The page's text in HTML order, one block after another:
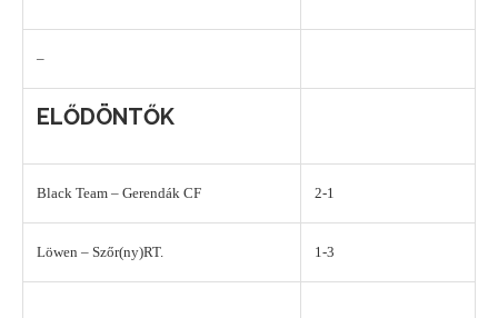
–
ELŐDÖNTŐK
Black Team – Gerendák CF 2-1
Löwen – Szőr(ny)RT. 1-3